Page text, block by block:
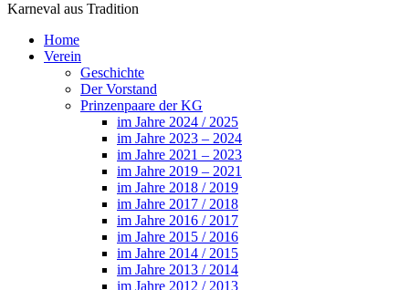
Karneval aus Tradition
Home
Verein
Geschichte
Der Vorstand
Prinzenpaare der KG
im Jahre 2024 / 2025
im Jahre 2023 – 2024
im Jahre 2021 – 2023
im Jahre 2019 – 2021
im Jahre 2018 / 2019
im Jahre 2017 / 2018
im Jahre 2016 / 2017
im Jahre 2015 / 2016
im Jahre 2014 / 2015
im Jahre 2013 / 2014
im Jahre 2012 / 2013